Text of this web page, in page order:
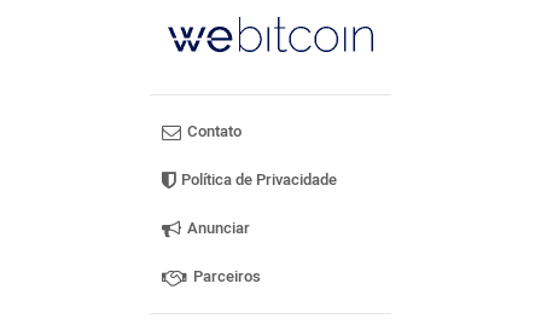
Contato
Política de Privacidade
Anunciar
Parceiros